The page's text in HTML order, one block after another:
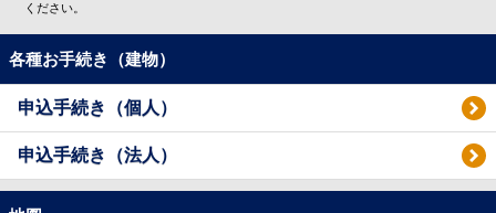
ください。
各種お手続き（建物）
申込手続き（個人）
申込手続き（法人）